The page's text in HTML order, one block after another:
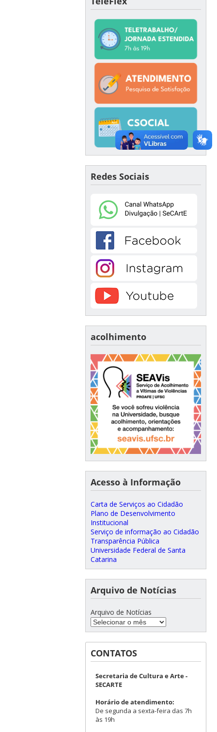
Redes Sociais
acolhimento
Acesso à Informação
Carta de Serviços ao Cidadão
Plano de Desenvolvimento
Institucional
Serviço de informação ao Cidadão
Transparência Pública
Universidade Federal de Santa
Catarina
Arquivo de Notícias
Arquivo de Notícias
CONTATOS
Secretaria de Cultura e Arte -
SECARTE
Horário de atendimento:
De segunda a sexta-feira das 7h
às 19h